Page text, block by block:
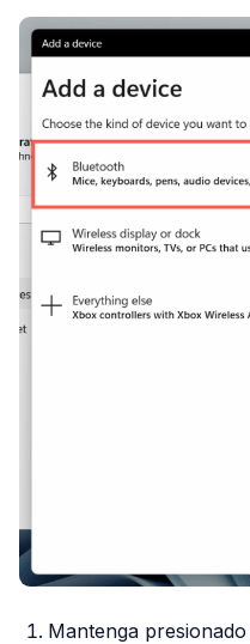
Mantenga